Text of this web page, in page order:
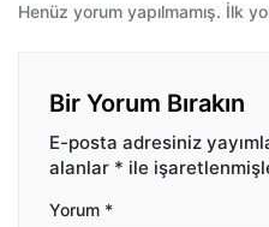
Henüz yorum yapılmamış. İlk
Bir Yorum Bırakın
E-posta adresiniz
alanlar * ile
Yorum *